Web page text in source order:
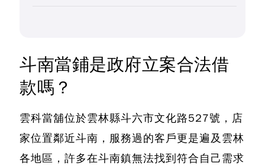
斗南當鋪是政府立案合法借
款嗎？
雲科當舖位於雲林縣斗六市文化路527號，店
家位置鄰近斗南 ，服務過的客戶更是遍及雲林
各地區，許多在斗南鎮無法找到符合自己需求